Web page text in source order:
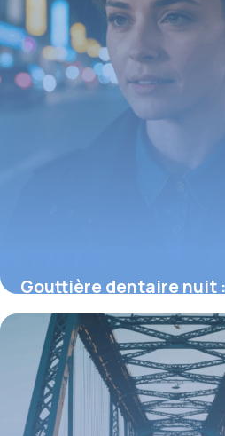
Gouttière dentaire nuit
contre le bruxisme et
15 juin 2026